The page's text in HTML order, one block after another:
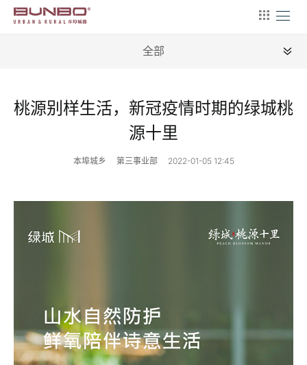
全部
桃源别样生活，新冠疫情时期的绿城桃
源十里
本埠城乡 第三事业部 2022-01-05 12:45